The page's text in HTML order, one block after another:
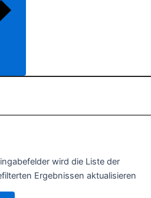
wird die Liste der
Ergebnissen aktualisieren